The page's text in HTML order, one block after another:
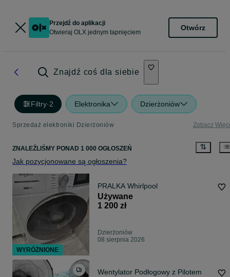
Przejdź do aplikacji
Otwieraj OLX jednym tapnięciem
Otwórz
Znajdź coś dla siebie
Filtry·2 Elektronika Dzierżoniów
Sprzedaż elektroniki Dzierżoniów Zobacz
ZNALEŹLIŚMY PONAD 1 000 OGŁOSZEŃ
Jak pozycjonowane są ogłoszenia?
PRALKA Whirlpool
Używane
1 200 zł
Dzierżoniów
08 sierpnia 2026
Wentylator Podłogowy z Pilotem
WYRÓŻNIONE